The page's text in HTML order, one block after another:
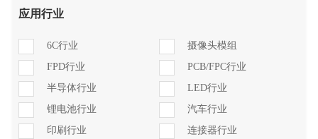
应用行业
6C行业
摄像头模组
FPD行业
PCB/FPC行业
半导体行业
LED行业
锂电池行业
汽车行业
印刷行业
连接器行业